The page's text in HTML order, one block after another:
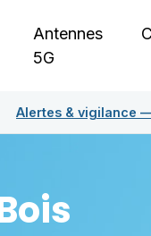
Antennes
5G
Alertes & vigilance